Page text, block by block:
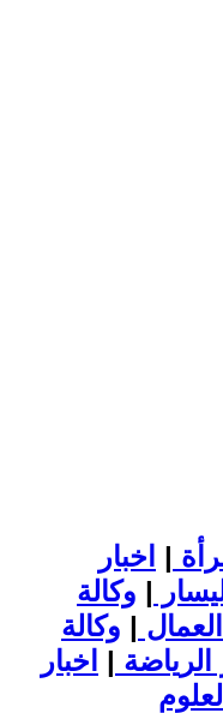
| اخبار
| وكالة
| وكالة
الرياضة | اخبار